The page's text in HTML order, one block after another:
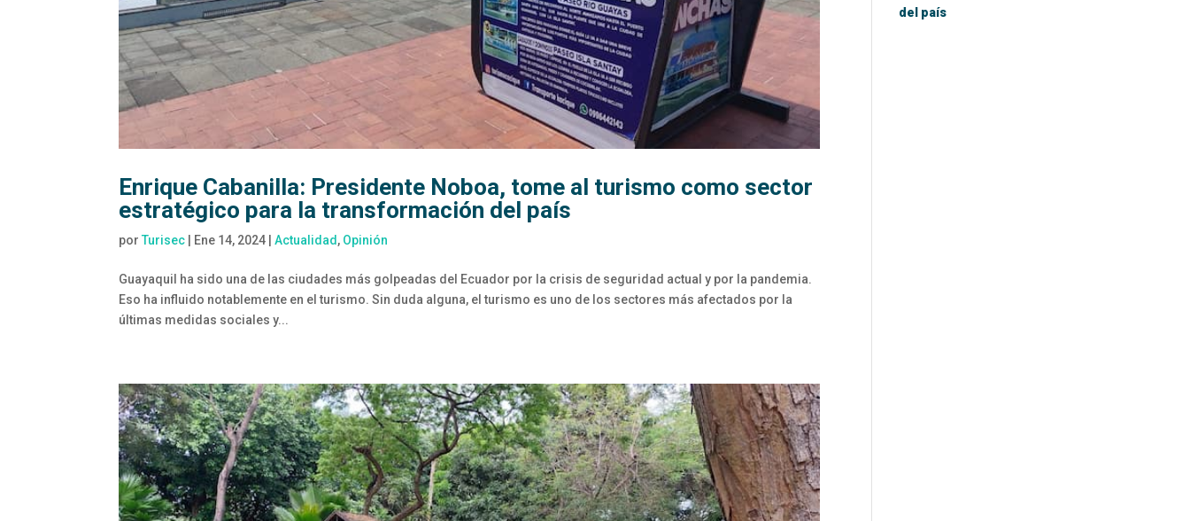
Enrique Cabanilla: Presidente Noboa, tome al turismo como sector
estratégico para la transformación del país
porTurisec Ene 14, 2024 |Actualidad , Opinión
Guayaquil ha sido una de las ciudades más golpeadas del Ecuador por la crisis de seguridad actual y por la pandemia.
Eso ha influido notablemente en el turismo. Sin duda alguna, el turismo es uno de los sectores más afectados por la
últimas medidas sociales y...
del país